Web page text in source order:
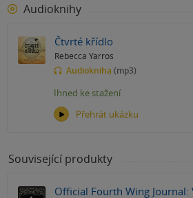
Audioknihy
Čtvrté křídlo
Rebecca Yarros
Audiokniha (mp3)
Přehrát ukázku
Ihned ke stažení
Související produkty
Official Fourth Wing